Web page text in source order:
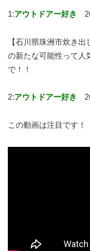
1:アウトドアー好き
【石川県珠洲市炊き
の新たな可能性って人
で！！
2:アウトドアー好き
この動画は注目です！